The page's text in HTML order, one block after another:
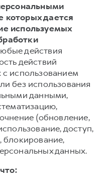
дается
используемых
действия
действий
использованием
без использования
данными,
(обновление,
доступ,
блокирование,
данных.